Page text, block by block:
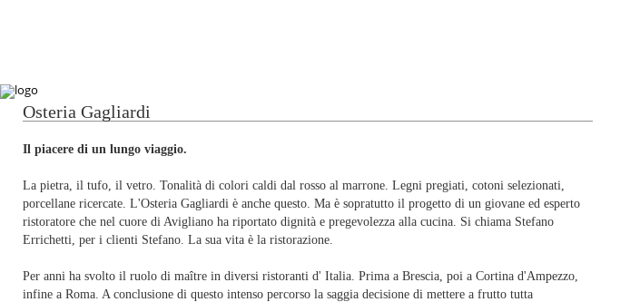
Osteria Gagliardi
Il piacere di un lungo viaggio.
La pietra, il tufo, il vetro. Tonalità di colori caldi dal rosso al marrone. Legni pregiati, cotoni selezionati,
porcellane ricercate. L'Osteria Gagliardi è anche questo. Ma è sopratutto il progetto di un giovane ed esperto
ristoratore che nel cuore di Avigliano ha riportato dignità e pregevolezza alla cucina. Si chiama Stefano
Errichetti, per i clienti Stefano. La sua vita è la ristorazione.
Per anni ha svolto il ruolo di maître in diversi ristoranti d' Italia. Prima a Brescia, poi a Cortina d'Ampezzo,
infine a Roma. A conclusione di questo intenso percorso la saggia decisione di mettere a frutto tutta